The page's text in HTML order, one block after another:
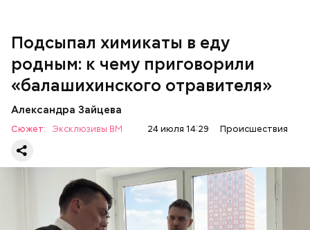
Подсыпал химикаты в еду
родным: к чему приговорили
«балашихинского отравителя»
Александра Зайцева
Сюжет: Эксклюзивы ВМ 24 июля 14:29 Происшествия
Play
Video
Также отравленную пищу ела его младшая сестра.